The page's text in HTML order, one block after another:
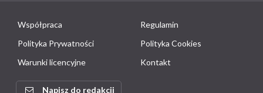
Współpraca
Regulamin
Polityka Prywatności
Polityka Cookies
Warunki licencyjne
Kontakt
Napisz do redakcji